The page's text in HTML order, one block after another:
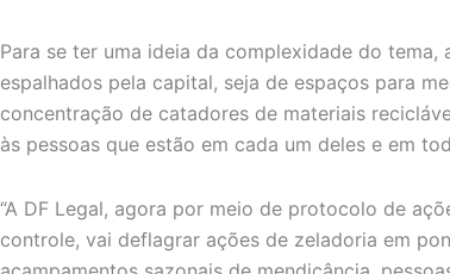
Para se ter uma ideia da complexidade do
espalhados pela capital, seja de espaços para
concentração de catadores de materiais
às pessoas que estão em cada um deles e em
“A DF Legal, agora por meio de protocolo de
controle, vai deflagrar ações de zeladoria em